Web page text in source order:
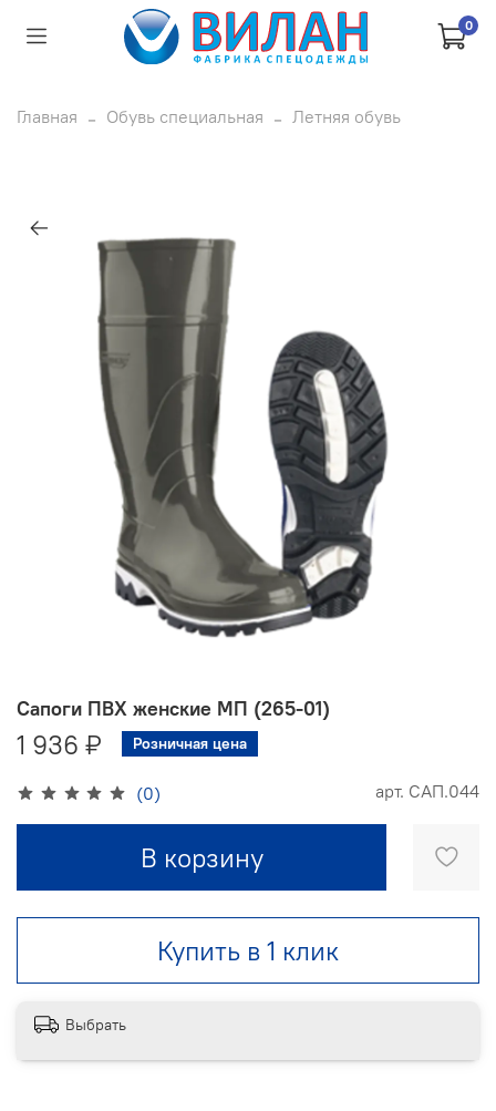
0
Главная Обувь специальная Летняя обувь
(0) арт. САП.044
Сапоги ПВХ женские МП (265-01)
1 936 ₽ Розничная цена
В корзину
Купить в 1 клик
Выбрать